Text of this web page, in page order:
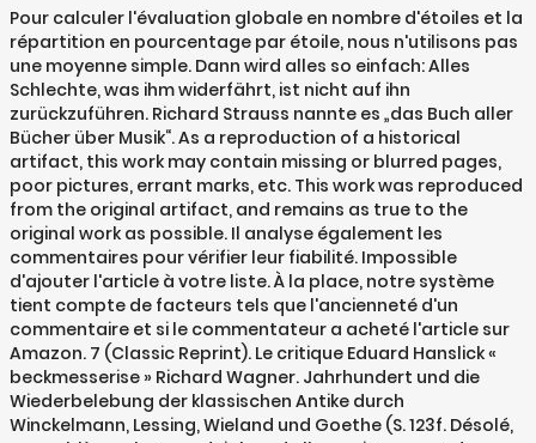
Pour calculer l'évaluation globale en nombre d'étoiles et la répartition en pourcentage par étoile, nous n'utilisons pas une moyenne simple. Dann wird alles so einfach: Alles Schlechte, was ihm widerfährt, ist nicht auf ihn zurückzuführen. Richard Strauss nannte es „das Buch aller Bücher über Musik“. As a reproduction of a historical artifact, this work may contain missing or blurred pages, poor pictures, errant marks, etc. This work was reproduced from the original artifact, and remains as true to the original work as possible. Il analyse également les commentaires pour vérifier leur fiabilité. Impossible d'ajouter l'article à votre liste. À la place, notre système tient compte de facteurs tels que l'ancienneté d'un commentaire et si le commentateur a acheté l'article sur Amazon. 7 (Classic Reprint). Le critique Eduard Hanslick « beckmesserise » Richard Wagner. Jahrhundert und die Wiederbelebung der klassischen Antike durch Winckelmann, Lessing, Wieland und Goethe (S. 123f. Désolé, un problème s'est produit lors de l'enregistrement de vos préférences en matière de cookies. Habituellement expédié sous 6 à 10 jours. Richard Wagner wird aus persönlicher Antipathie zum Antisemiten. À la place, notre système tient compte de facteurs tels que l'ancienneté d'un commentaire et si le commentateur a acheté l'article sur Amazon. Richard Wagner (1813–1883) hat neben seinen Kompositionen ein umfangreiches schriftstellerisches Werk hinterlassen: Er verfasste nicht nur die Dramentexte für seine eigenen Opern, sondern darüber hinaus auch zahlreiche Schriften, in denen er sich mit Themen aus Kunst, Geschichte, Philosophie und Religion sowie Politik und Gesellschaft beschäftigte. Richard WAGNER Sämtliche Schriften und Dichtungen - Volks-Ausgabe 9 Bände (von 16) 9 x HC - Frakturschrift - Verlag Breitkopf & Härtel Leipzig - jeder Band zwischen 270 + 460 Seiten - ohne Datum Im Einzelnen: Band 1: Rienzi - Holländer Band 2: Tannhäuser, Lohengrin usw. Noté /5. Le personnage de Beckmesser de Wagner est une parodie de Hanslick qui a souvent rabrouer Wagner. Therefore, you will see the original copyright references, library stamps (as most of these works have been housed in our most important libraries around the world), and other notations in the work. Livraison accélérée gratuite sur des millions d’articles, et bien plus. Il n'y a pour l'instant aucun commentaire client. Richard Wagner Gesammelte Schriften und Dichtungen von Wagner, Richard und eine große Auswahl ähnlicher Bücher, Kunst und Sammlerstücke erhältlich auf ZVAB.com. Gesammelte Schriften und Dichtungen von Richard Wagner by Wagner, Richard, 1813-1883. Des tiers approuvés ont également recours à ces outils dans le cadre de notre affichage d’annonces. Retrouvez les romans sélectionnés et les lauréats des. Vol. Band usw. Comment les évaluations sont-elles calculées ? Noté /5. Les membres Amazon Prime profitent de la livraison accélérée gratuite sur des millions d’articles, d’un accès à des milliers de films et séries sur Prime Video, et de nombreux autres avantages. Richard Wagners Antisemitismus In einem Aufsatz über Hitler und Wagner hat der Historiker Saul Friedländer 2000 auf das merkwürdige Faktum aufmerksam gemacht, dass es keine einzige schriftliche oder verbürgte mündliche Mitteilung Hitlers gibt, in der er sich auf Wagners Antisemitismus beruft. Désolé, un problème s'est produit lors de l'enregistrement de vos préférences en matière de cookies. Sondern auf die Juden. Sélectionnez la section dans laquelle vous souhaitez faire votre recherche. Retrouvez Richard Wagner Samtliche Schriften Und Dichtungen et des millions de livres en stock sur Amazon.fr. Scholars believe, and we concur, that this work is important enough to be preserved, reproduced, and made generally available to the public. Gesammelte Schriften und Dichtungen (I-IX) éd. Nous utilisons des cookies et des outils similaires pour faciliter vos achats, fournir nos services, pour comprendre comment les clients utilisent nos services afin de pouvoir apporter des améliorations, et pour présenter des annonces. Link). Achetez neuf ou d'occasion Publication date 1871 Topics Music, Composers Publisher Leipzig, E. W. Fritzsch Collection uconn_libraries; blc; americana Digitizing sponsor University of Connecticut Libraries Contributor University of Connecticut Libraries Language German Volume v. 1-3 . Vous écoutez un extrait de l'édition audio Audible, Richard Wagner Samtliche Schriften Und Dichtungen. Afficher ou modifier votre historique de navigation, Recyclage (y compris les équipements électriques et électroniques), Annonces basées sur vos centres d’intérêt. Richard Wagner, E. W. Fritzsch, Leipzig, 1871 - 1880; Gesammelte Schriften und Dichtungen (X). 7. Band 3: Einleitungen 3.+4. Un problème s'est produit lors du chargement de ce menu pour le moment. Gesammelte Schriften Und Dichtungen Von Richard Wagner, Vol. Consulter la page Richard Wagner d'Amazon. Il est le neuvième enfant du couple formé en 1798 par Carl Friedrich Wagner (17701813), greffier de la police municipale de Leipzig, homme cultivé, acteur et amateur de théâtre, et de Johanna Rosine Paetz (17741848), fille d'un boulang… Vos articles vus récemment et vos recommandations en vedette. © 1996-2020, Amazon.com, Inc. ou ses filiales. Within the United States, you may freely copy and distribute this work, as no entity (individual or corporate) has a copyright on the body of the work. Des tiers approuvés ont également recours à ces outils dans le cadre de notre affichage d’annonces. Vos articles vus récemment et vos recommandations en vedette. WWV 31 Die Hochzeit 1832–1833 (unvollendet) WWV 32 Die Feen 1833–1834; WWV 38 Das Liebesverbot 1834–1840; WWV 48 Männerlist größer als Frauenlist oder Die glückliche Bärenfamilie 1838 (Musik verschollen) WWV 49 Rienzi 1837–1840; WWV 63 Der … Richard Wagner Verband Wien vormals akademischer Wagner Verein gegr. 1 dated ¹¹ Addeddate 2009 … Später veröffentlichte er diese umfangreiche Schrift in den Bänden drei und vier seiner gesammelten Schriften. This work is in the public domain in the United States of America, and possibly other nations. Nous utilisons des cookies et des outils similaires pour faciliter vos achats, fournir nos services, pour comprendre comment les clients utilisent nos services afin de pouvoir apporter des améliorations, et pour présenter des annonces. Wilhelm Richard Wagner war ein deutscher Komponist, Dramatiker, Dichter, Schriftsteller, Theaterregisseur und Dirigent. Richard Wagner naît le 22 mai 1813 au no 3 de la rue Brühl (en) au deuxième étage de l'hôtel Zum roten und weißen Löwen (« l'Hôtel du Lion Rouge et Blanc ») dans un quartier juif de la ville de Leipzig. Une erreur est survenue. Delphi Werke von Richard Wagner, Richard Wagner, Delphi Classics. Comment les évaluations sont-elles calculées ? Son rapport à la théorie et à la réflexion esthétique est toutefois marqué du sceau de l’ambiguïté. Découpage de O. Böhler. Il n'y a pour l'instant aucun commentaire client. © 1996-2020, Amazon.com, Inc. ou ses filiales. Vous écoutez un extrait de l'édition audio Audible. Achetez neuf ou d'occasion Amazon.fr - Gesammelte Schriften Und Dichtungen (9-10) - Wagner, Richard - … Veuillez réessayer. Veuillez renouveler votre requête plus tard. Impossible d'ajouter l'article à votre liste. Après avoir consulté un produit, regardez ici pour revenir simplement sur les pages qui vous intéressent. Veuillez réessayer. Richard Wagner feiert in dieser Schrift das Erwachen des deutschen Geistes im 18. Achetez neuf ou d'occasion Sélectionnez la section dans laquelle vous souhaitez faire votre recherche. This work has been selected by scholars as being culturally important, and is part of the knowledge base of civilization as we know it. Richard Wagner – Seine Werke. Das Kunstwerk der Zukunft ist neben Oper und Drama eine der beiden „Kunst-theoretischen“ Schriften Richard Wagners, die er in der Zeit von 1849 bis 1852 in Zürich geschrieben hat. Un problème s'est produit lors du chargement de ce menu pour le moment. Jahrhundert. Mit seinen Musikdramen gilt er als einer der bedeutendsten Erneuerer der europäischen Musik im 19. Des milliers de livres avec la livraison chez vous en 1 jour ou en magasin avec -5% de réduction . Afficher ou modifier votre historique de navigation, Recyclage (y compris les équipements électriques et électroniques), Annonces basées sur vos centres d’intérêt. Trouver tous les livres, en savoir plus sur l'auteur. 7 (Classic Reprint) et des millions de livres en stock sur Amazon.fr. Retrouvez Gesammelte Schriften Und Dichtungen Von Richard Wagner, Vol. Excerpt from Gesammelte Schriften und Dichtungen von Richard Wagner, Vol. 1872. Teil Band 5:Einleitung 5.+6. Oper und Drama ist die umfangreichste und wichtigste kunsttheoretische Schrift Richard Wagners, die er von September 1850 bis Februar 1851 im Zürcher Exil schrieb und seinem Freund Theodor Uhlig widmete. Il analyse également les commentaires pour vérifier leur fiabilité. Pour calculer l'évaluation globale en nombre d'étoiles et la répartition en pourcentage par étoile, nous n'utilisons pas une moyenne simple. We appreciate your support of the preservation process, and thank you for being an important part of keeping this knowledge alive and relevant. Après avoir consulté un produit, regardez ici pour revenir simplement sur les pages qui vous intéressent. Musikdramatische Werke. En matière d’écrits, Wagner fut l’un des compositeurs les plus prolifiques de l’histoire de la musique occidentale et il se percevait lui-même à la fois comme un intellectuel, un poète et un musicien. Découvrez les avantages de l'application Amazon. Merci d’essayer à nouveau. Livraison accélérée gratuite sur des millions d’articles, et bien plus. Band 4: Oper + Drama 2.-3. Richard Wagner, 1868: "Hier [im 18. Retrouvez Gesammelte Schriften Und Dichtungen (9-10) et des millions de livres en stock sur Amazon.fr. Les membres Amazon Prime profitent de la livraison ac